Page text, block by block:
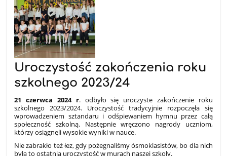
Uroczystość zakończenia roku
szkolnego 2023/24
21 czerwca 2024 r. odbyło się uroczyste zakończenie roku
szkolnego 2023/2024. Uroczystość tradycyjnie rozpoczęła się
wprowadzeniem sztandaru i odśpiewaniem hymnu przez całą
społeczność szkolną. Następnie wręczono nagrody uczniom,
którzy osiągnęli wysokie wyniki w nauce.
Nie zabrakło też łez, gdy pożegnaliśmy ósmoklasistów, bo dla nich
była to ostatnia uroczystość w murach naszej szkoły.